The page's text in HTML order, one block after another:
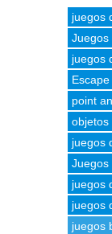
juegos
Juegos
juegos
point
objetos
juegos
Juegos
juegos
juegos
juegos